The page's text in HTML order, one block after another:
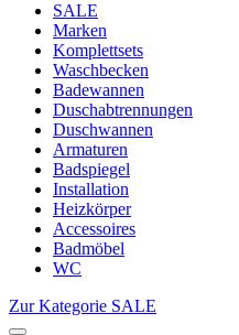
SALE
Marken
Komplettsets
Waschbecken
Badewannen
Duschabtrennungen
Duschwannen
Armaturen
Badspiegel
Installation
Heizkörper
Accessoires
Badmöbel
WC
Zur Kategorie SALE